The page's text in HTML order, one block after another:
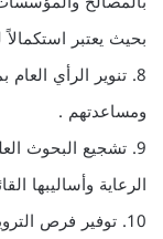
بحيث يعتبر
8. تنوير الرأي
ومساعدتهم .
9. تشجيع البحوث
الرعاية وأساليبها
10. توفير فرص